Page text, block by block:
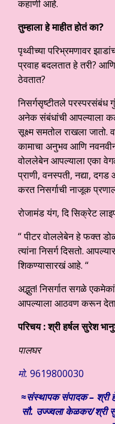
कहाणी आहे.
तुम्हाला हे माहीत होतं का?
पृथ्वीच्या परिभ्रमणावर
प्रवाह बदलतात हे तरी?
ठेवतात?
निसर्गसृष्टीतले परस्परसंबंध
अनेक संबंधांची आपल्याला
सूक्ष्म समतोल राखला
कामाचा अनुभव आणि
वोललेबेन आपल्याला एका
प्राणी, वनस्पती, नद्या,
करत निसर्गाची नाजूक
रोजामंड यंग, दि सिक्रेट
“ पीटर वोललेबेन हे फक्त
त्यांना निसर्ग दिसतो.
शिकण्यासारखं आहे. “
अद्भुत! निसर्गात सगळे
आपल्याला आठवण करून
परिचय :श्री हर्षल सुरेश
पालघर
मो. 9619800030
≈संस्थापक संपादक – श्री
सौ. उज्ज्वला केळकर/श्री